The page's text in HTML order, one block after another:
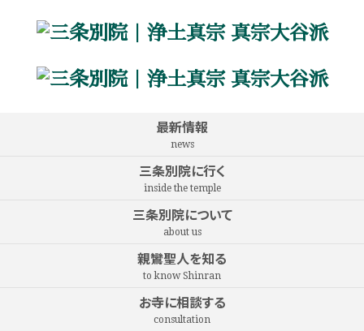
最新情報
news
三条別院に行く
inside the temple
三条別院について
about us
親鸞聖人を知る
to know Shinran
お寺に相談する
consultation